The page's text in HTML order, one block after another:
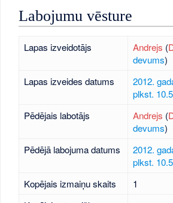
Labojumu vēsture
Lapas izveidotājs Andrejs (
devums)
Lapas izveides datums
2012.
plkst.
Pēdējais labotājs
Andrejs (
devums)
Pēdējā labojuma datums
2012.
plkst.
Kopējais izmaiņu skaits
1